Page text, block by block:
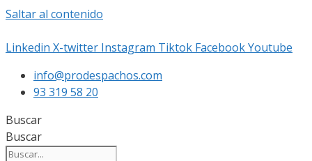
Saltar al contenido
Linkedin X-twitter Instagram Tiktok FacebookYoutube
info@prodespachos.com
93 319 58 20
Buscar
Buscar